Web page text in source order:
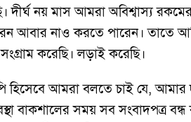
দীর্ঘ নয় মাস আমরা অবিশ্বাস্য
আবার নাও করতে পারেন। তাতে
করেছি। লড়াই করেছি।
হিসেবে আমরা বলতে চাই যে,
বাকশালের সময় সব সংবাদপত্র বন্ধ